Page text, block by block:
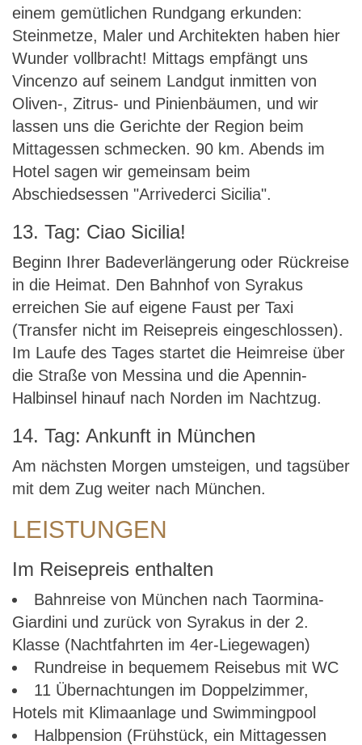
einem gemütlichen Rundgang erkunden:
Steinmetze, Maler und Architekten haben hier
Wunder vollbracht! Mittags empfängt uns
Vincenzo auf seinem Landgut inmitten von
Oliven-, Zitrus- und Pinienbäumen, und wir
lassen uns die Gerichte der Region beim
Mittagessen schmecken. 90 km. Abends im
Hotel sagen wir gemeinsam beim
Abschiedsessen "Arrivederci Sicilia".
13. Tag: Ciao Sicilia!
Beginn Ihrer Badeverlängerung oder Rückreise
in die Heimat. Den Bahnhof von Syrakus
erreichen Sie auf eigene Faust per Taxi
(Transfer nicht im Reisepreis eingeschlossen).
Im Laufe des Tages startet die Heimreise über
die Straße von Messina und die Apennin-
Halbinsel hinauf nach Norden im Nachtzug.
14. Tag: Ankunft in München
Am nächsten Morgen umsteigen, und tagsüber
mit dem Zug weiter nach München.
LEISTUNGEN
Im Reisepreis enthalten
Bahnreise von München nach Taormina-
Giardini und zurück von Syrakus in der 2.
Klasse (Nachtfahrten im 4er-Liegewagen)
Rundreise in bequemem Reisebus mit WC
11 Übernachtungen im Doppelzimmer,
Hotels mit Klimaanlage und Swimmingpool
Halbpension (Frühstück, ein Mittagessen